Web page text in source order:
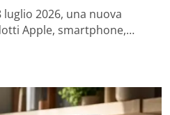
2026, una nuova
Apple, smartphone,…